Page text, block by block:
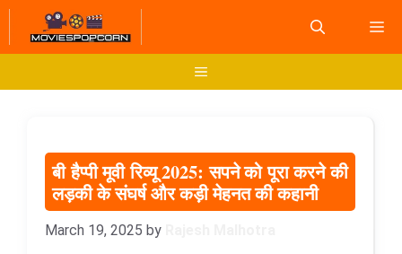
Skip
content
Menu
बी हैप्पी मूवी रिव्यू 2025: सपने को पूरा करने की
लड़की के संघर्ष और कड़ी मेहनत की कहानी
March 19, 2025 by